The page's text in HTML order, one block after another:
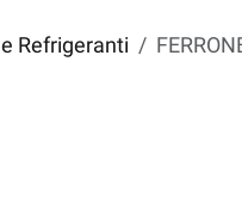
Refrigeranti